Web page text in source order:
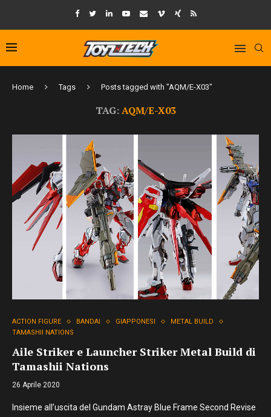
Home Tags Posts tagged with "AQM/E-X03"
TAG:AQM/E-X03
ACTION FIGURE BANDAI GIAPPONESI
METAL BUILD
TAMASHII NATIONS
Aile Striker e Launcher Striker Metal Build di
Tamashii Nations
26 Aprile 2020
Insieme all’uscita del Gundam Astray Blue Frame Second Revise